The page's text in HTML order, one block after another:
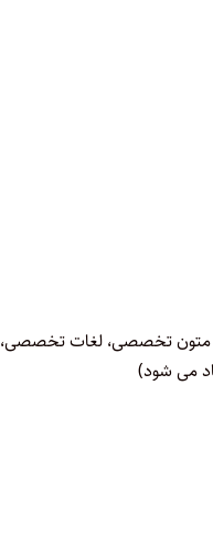
متون تخصصی، لغات تخصصی،
می شود)